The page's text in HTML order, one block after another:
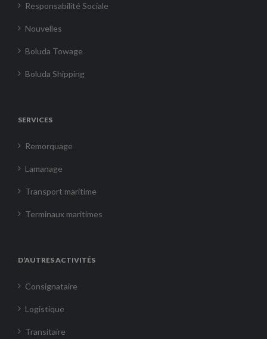
Responsabilité Sociale
Nouvelles
Boluda Towage
Boluda Shipping
SERVICES
Remorquage
Lamanage
Transport maritime
Terminaux maritimes
D’AUTRES ACTIVITÉS
Consignataire
Logistique
Transitaire